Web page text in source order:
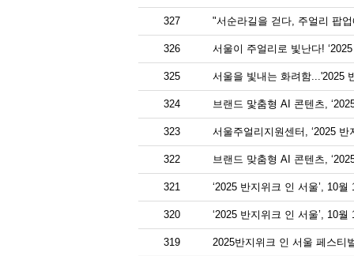
327 "서순라길을 걷다, 주얼리 팝
326 서울이 주얼리로 빛난다!
325 서울을 빛내는 화려함...'2025
324 브랜드 맟춤형 AI 콘텐츠,
323 서울주얼리지원센터, ‘2025 반
322 브랜드 맞춤형 AI 콘텐츠,
321 ‘2025 반지위크 인 서울’, 10
320 ‘2025 반지위크 인 서울’, 10
319 2025반지위크 인 서울 페스티